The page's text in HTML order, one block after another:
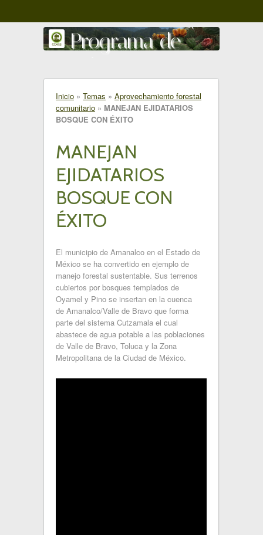
Programa de
del territorio
Amanalco - Valle de Bravo
Inicio » Temas » Aprovechamiento forestal
comunitario » MANEJAN EJIDATARIOS
BOSQUE CON ÉXITO
MANEJAN
EJIDATARIOS
BOSQUE CON
ÉXITO
El municipio de Amanalco en el Estado de
México se ha convertido en ejemplo de
manejo forestal sustentable. Sus terrenos
cubiertos por bosques templados de
Oyamel y Pino se insertan en la cuenca
de Amanalco/Valle de Bravo que forma
parte del sistema Cutzamala el cual
abastece de agua potable a las poblaciones
de Valle de Bravo, Toluca y la Zona
Metropolitana de la Ciudad de México.